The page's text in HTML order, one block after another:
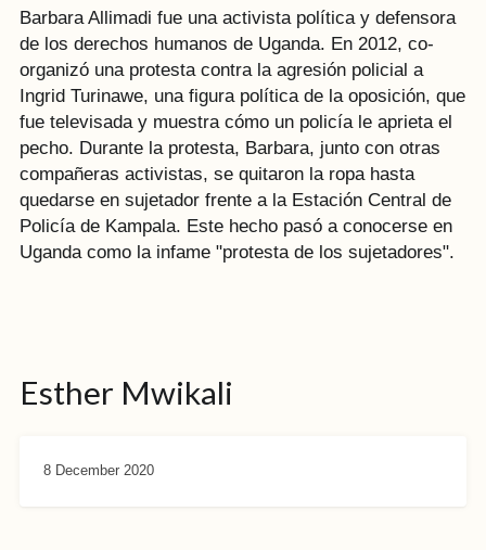
Barbara Allimadi fue una activista política y defensora
de los derechos humanos de Uganda. En 2012, co-
organizó una protesta contra la agresión policial a
Ingrid Turinawe, una figura política de la oposición, que
fue televisada y muestra cómo un policía le aprieta el
pecho. Durante la protesta, Barbara, junto con otras
compañeras activistas, se quitaron la ropa hasta
quedarse en sujetador frente a la Estación Central de
Policía de Kampala. Este hecho pasó a conocerse en
Uganda como la infame "protesta de los sujetadores".
Esther Mwikali
8 December 2020